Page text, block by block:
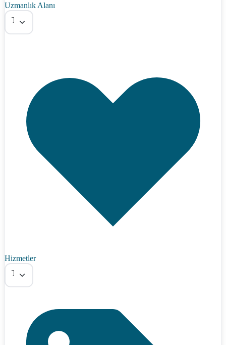
Uzmanlık Alanı
Tümü
Hizmetler
Tümü